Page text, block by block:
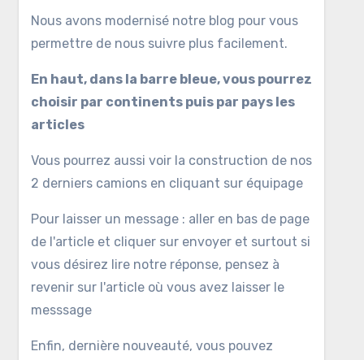
Nous avons modernisé notre blog pour vous
permettre de nous suivre plus facilement.
En haut, dans la barre bleue, vous pourrez
choisir par continents puis par pays les
articles
Vous pourrez aussi voir la construction de nos
2 derniers camions en cliquant sur équipage
Pour laisser un message : aller en bas de page
de l'article et cliquer sur envoyer et surtout si
vous désirez lire notre réponse, pensez à
revenir sur l'article où vous avez laisser le
messsage
Enfin, dernière nouveauté, vous pouvez